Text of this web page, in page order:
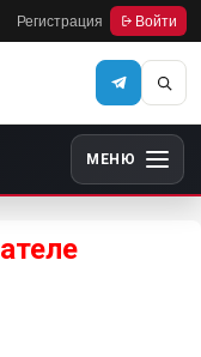
Регистрация Войти
МЕНЮ